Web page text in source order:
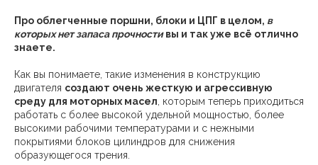
Про облегченные поршни, блоки и ЦПГ в целом, в
которых нет запаса прочностивы и так уже всё отлично
знаете.
Как вы понимаете, такие изменения в конструкцию
двигателя создают очень жесткую и агрессивную
среду для моторных масел , которым теперь приходиться
работать с более высокой удельной мощностью, более
высокими рабочими температурами и с нежными
покрытиями блоков цилиндров для снижения
образующегося трения.